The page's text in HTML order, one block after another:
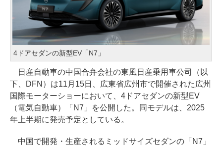
4ドアセダンの新型EV「N7」
日産自動車の中国合弁会社の東風日産乗用車公司（以
下、DFN）は11月15日、広東省広州市で開催された広州
国際モーターショーにおいて、4ドアセダンの新型EV
（電気自動車）「N7」を公開した。同モデルは、2025
年上半期に発売予定としている。
中国で開発・生産されるミッドサイズセダンの「N7」